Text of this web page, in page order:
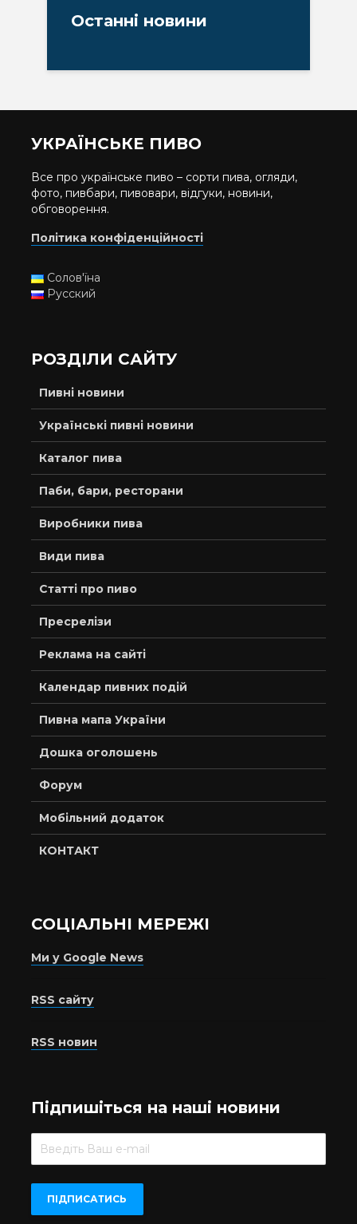
Останні новини
УКРАЇНСЬКЕ ПИВО
Все про українське пиво – сорти пива, огляди,
фото, пивбари, пивовари, відгуки, новини,
обговорення.
Політика конфіденційності
Солов'їна
Русский
РОЗДІЛИ САЙТУ
Пивні новини
Українські пивні новини
Каталог пива
Паби, бари, ресторани
Виробники пива
Види пива
Статті про пиво
Пресрелізи
Реклама на сайті
Календар пивних подій
Пивна мапа України
Дошка оголошень
Форум
Мобільний додаток
КОНТАКТ
СОЦІАЛЬНІ МЕРЕЖІ
Ми у Google News
RSS сайту
RSS новин
Підпишіться на наші новини